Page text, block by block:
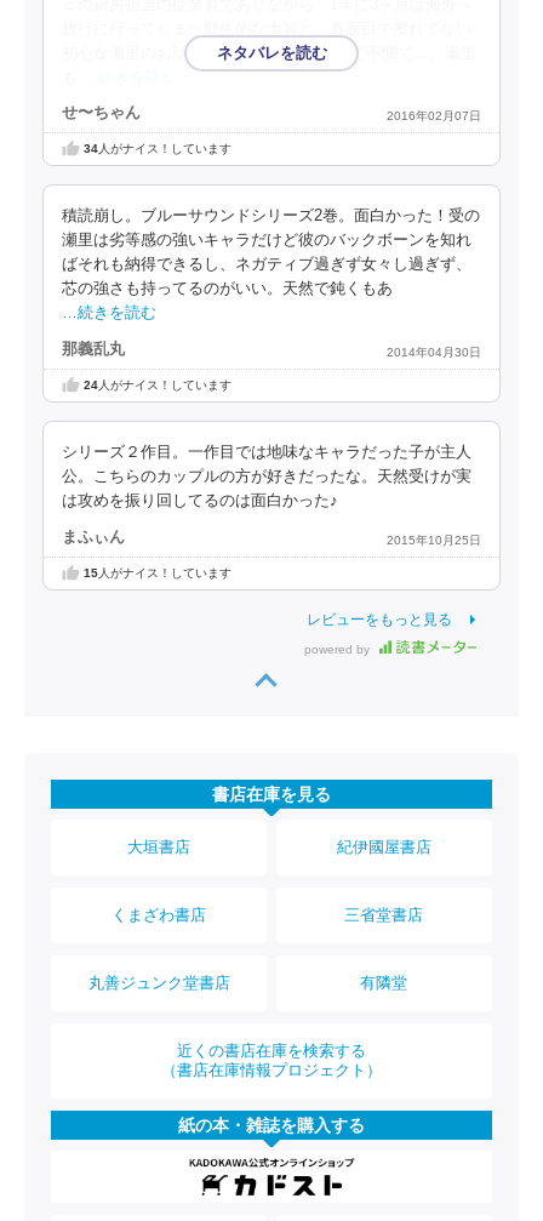
初心な瀬里のお話。 とにかく瀬里が不憫で不憫で…。瀬里
せ〜ちゃん 2016年02月07日
34人がナイス！しています
積読崩し。ブルーサウンドシリーズ2巻。面白かった！受の
瀬里は劣等感の強いキャラだけど彼のバックボーンを知れ
ばそれも納得できるし、ネガティブ過ぎず女々し過ぎず、
芯の強さも持ってるのがいい。天然で鈍くもあ
…続きを読む
那義乱丸 2014年04月30日
24人がナイス！しています
シリーズ２作目。一作目では地味なキャラだった子が主人
公。こちらのカップルの方が好きだったな。天然受けが実
は攻めを振り回してるのは面白かった♪
まふぃん 2015年10月25日
15人がナイス！しています
レビューをもっと見る
powered by
書店在庫を見る
大垣書店 紀伊國屋書店
くまざわ書店 三省堂書店
丸善ジュンク堂書店 有隣堂
近くの書店在庫を検索する
（書店在庫情報プロジェクト）
紙の本・雑誌を購入する